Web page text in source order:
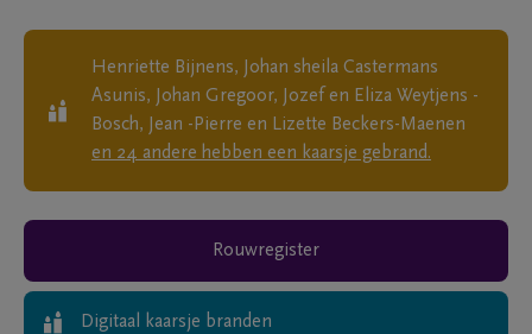
Henriette Bijnens, Johan sheila Castermans
Asunis, Johan Gregoor, Jozef en Eliza Weytjens -
Bosch, Jean -Pierre en Lizette Beckers-Maenen
en 24 andere hebben een kaarsje gebrand.
Rouwregister
Digitaal kaarsje branden